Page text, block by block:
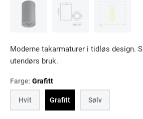
Moderne takarmaturer i tidløs design.
utendørs bruk.
Farge: Grafitt
Hvit
Grafitt Sølv